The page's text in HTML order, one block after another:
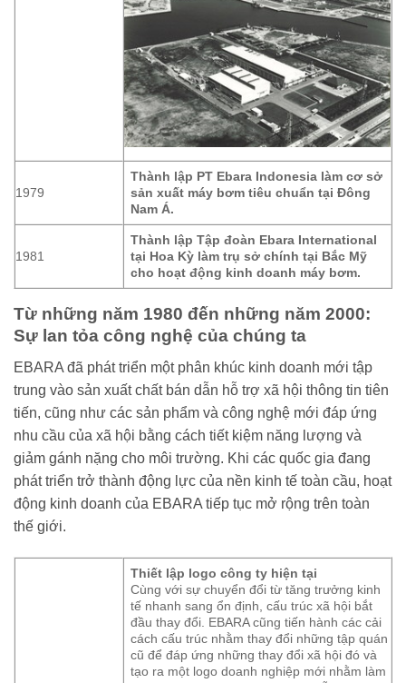
1979
Thành lập PT Ebara Indonesia làm cơ sở
sản xuất máy bơm tiêu chuẩn tại Đông
Nam Á.
1981
Thành lập Tập đoàn Ebara International
tại Hoa Kỳ làm trụ sở chính tại Bắc Mỹ
cho hoạt động kinh doanh máy bơm.
Từ những năm 1980 đến những năm 2000:
Sự lan tỏa công nghệ của chúng ta
EBARA đã phát triển một phân khúc kinh doanh mới tập
trung vào sản xuất chất bán dẫn hỗ trợ xã hội thông tin tiên
tiến, cũng như các sản phẩm và công nghệ mới đáp ứng
nhu cầu của xã hội bằng cách tiết kiệm năng lượng và
giảm gánh nặng cho môi trường. Khi các quốc gia đang
phát triển trở thành động lực của nền kinh tế toàn cầu, hoạt
động kinh doanh của EBARA tiếp tục mở rộng trên toàn
thế giới.
Thiết lập logo công ty hiện tại
Cùng với sự chuyển đổi từ tăng trưởng kinh
tế nhanh sang ổn định, cấu trúc xã hội bắt
đầu thay đổi. EBARA cũng tiến hành các cải
cách cấu trúc nhằm thay đổi những tập quán
cũ để đáp ứng những thay đổi xã hội đó và
tạo ra một logo doanh nghiệp mới nhằm làm